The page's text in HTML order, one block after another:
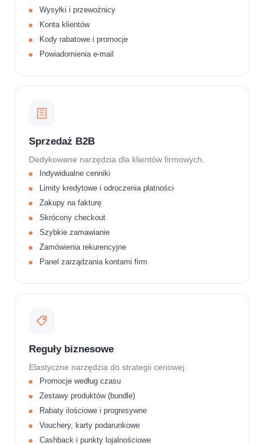
Wysyłki i przewoźnicy
Konta klientów
Kody rabatowe i promocje
Powiadomienia e-mail
Sprzedaż B2B
Dedykowane narzędzia dla klientów firmowych.
Indywidualne cenniki
Limity kredytowe i odroczenia płatności
Zakupy na fakturę
Skrócony checkout
Szybkie zamawianie
Zamówienia rekurencyjne
Panel zarządzania kontami firm
Reguły biznesowe
Elastyczne narzędzia do strategii cenowej.
Promocje według czasu
Zestawy produktów (bundle)
Rabaty ilościowe i progresywne
Vouchery, karty podarunkowe
Cashback i punkty lojalnościowe